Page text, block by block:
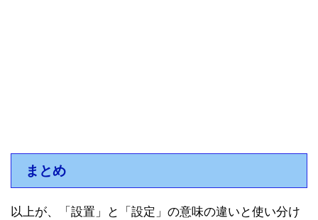
まとめ
以上が、「設置」と「設定」の意味の違いと使い分け